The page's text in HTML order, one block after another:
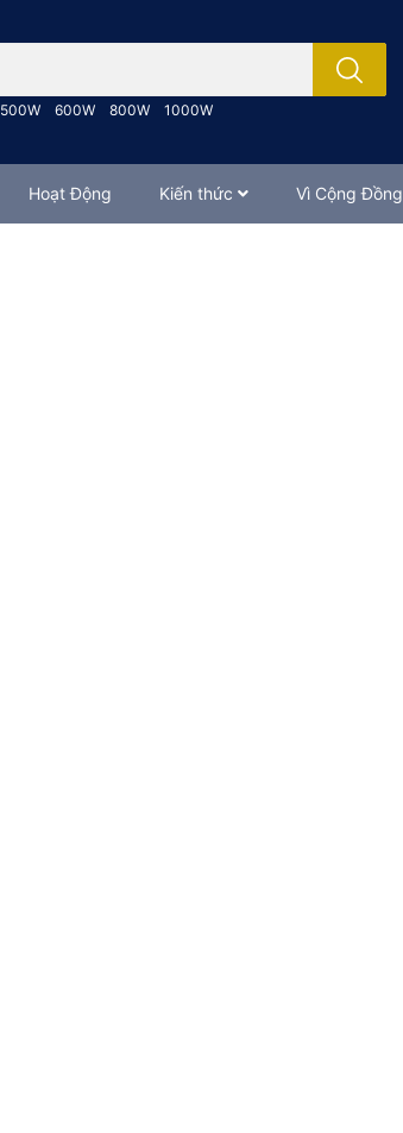
500W 600W 800W 1000W
Hoạt Động Kiến thức Vì Cộng Đồng